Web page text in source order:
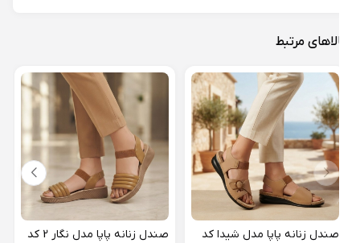
مرتبط
صندل زنانه پاپا مدل شیدا کد
صندل زنانه پاپا مدل نگار 2 کد